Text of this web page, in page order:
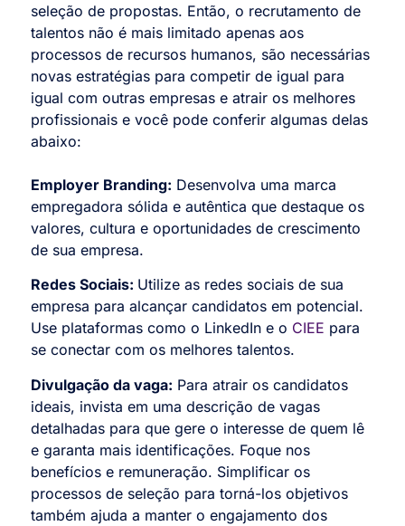
seleção de propostas. Então, o recrutamento de
talentos não é mais limitado apenas aos
processos de recursos humanos, são necessárias
novas estratégias para competir de igual para
igual com outras empresas e atrair os melhores
profissionais e você pode conferir algumas delas
abaixo:
Employer Branding: Desenvolva uma marca
empregadora sólida e autêntica que destaque os
valores, cultura e oportunidades de crescimento
de sua empresa.
Redes Sociais: Utilize as redes sociais de sua
empresa para alcançar candidatos em potencial.
Use plataformas como o LinkedIn e o CIEE para
se conectar com os melhores talentos.
Divulgação da vaga: Para atrair os candidatos
ideais, invista em uma descrição de vagas
detalhadas para que gere o interesse de quem lê
e garanta mais identificações. Foque nos
benefícios e remuneração. Simplificar os
processos de seleção para torná-los objetivos
também ajuda a manter o engajamento dos